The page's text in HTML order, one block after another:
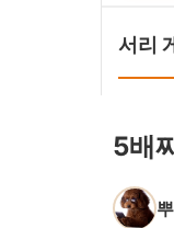
서리
5배